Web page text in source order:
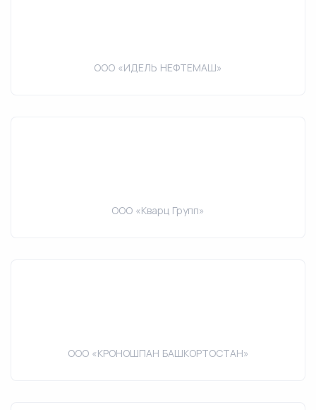
ООО «ИДЕЛЬ НЕФТЕМАШ»
ООО «Кварц Групп»
ООО «КРОНОШПАН БАШКОРТОСТАН»